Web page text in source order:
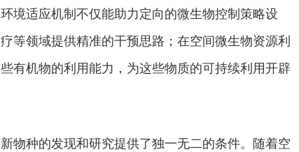
境适应机制不仅能助力定向的微生物控制策略设
等领域提供精准的干预思路；在空间微生物资源利
机物的利用能力，为这些物质的可持续利用开辟
种的发现和研究提供了独一无二的条件。随着空